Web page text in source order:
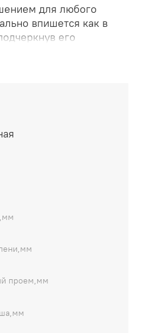
для любого
впишется как в
его
проем,мм